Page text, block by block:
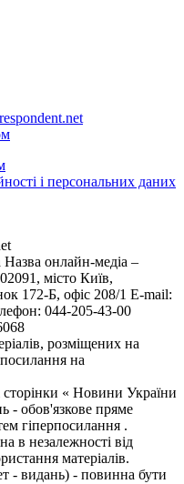
і персональних даних
онлайн-медіа –
місто Київ,
Б, офіс 208/1 E-mail:
044-205-43-00
розміщених на
на
сторінки « Новини України
- обов'язкове пряме
гіперпосилання .
в незалежності від
матеріалів.
- видань) - повинна бути